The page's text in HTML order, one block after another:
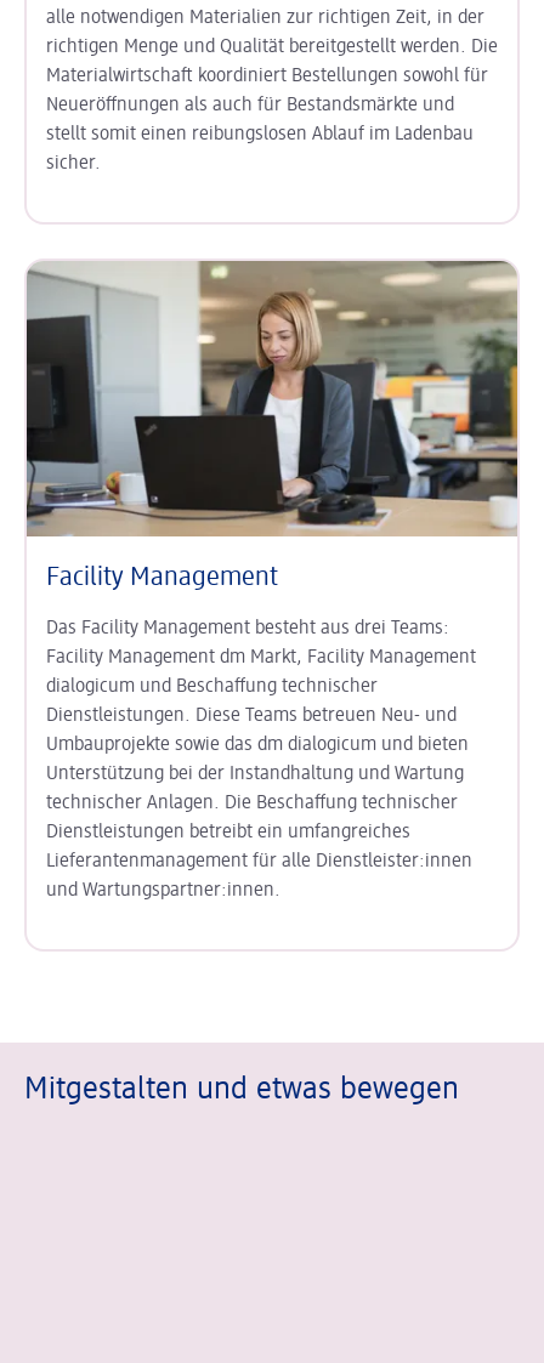
alle notwendigen Materialien zur richtigen Zeit, in der
richtigen Menge und Qualität bereitgestellt werden. Die
Materialwirtschaft koordiniert Bestellungen sowohl für
Neueröffnungen als auch für Bestandsmärkte und
stellt somit einen reibungslosen Ablauf im Ladenbau
sicher.
Facility Management
Das Facility Management besteht aus drei Teams:
Facility Management dm Markt, Facility Management
dialogicum und Beschaffung technischer
Dienstleistungen. Diese Teams betreuen Neu- und
Umbauprojekte sowie das dm dialogicum und bieten
Unterstützung bei der Instandhaltung und Wartung
technischer Anlagen. Die Beschaffung technischer
Dienstleistungen betreibt ein umfangreiches
Lieferantenmanagement für alle Dienstleister:innen
und Wartungspartner:innen.
Mitgestalten und etwas bewegen